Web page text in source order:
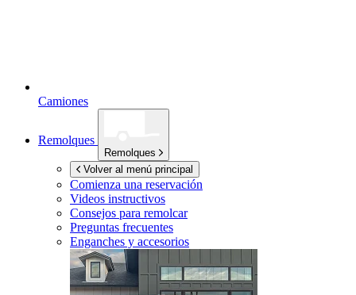
Camiones
Remolques
Remolques
Volver al menú principal
Comienza una reservación
Videos instructivos
Consejos para remolcar
Preguntas frecuentes
Enganches y accesorios